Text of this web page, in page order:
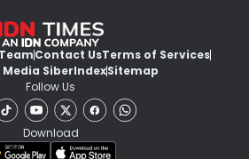
Contact UsTerms of Services
SiberIndexSitemap
Follow Us
Download